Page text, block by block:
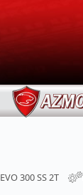
EVO 300 SS 2T